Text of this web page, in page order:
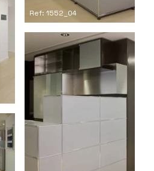
Ref: 1552_04